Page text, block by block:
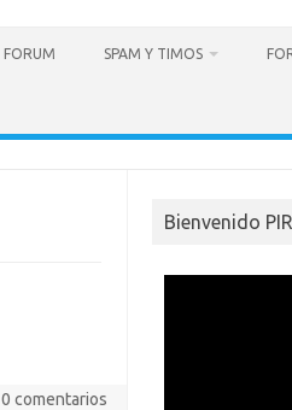
FORUM SPAM Y TIMOS
0 comentarios
Bienvenido